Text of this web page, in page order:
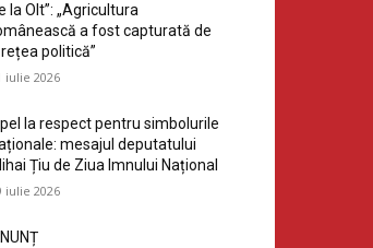
la Olt”: „Agricultura
a fost capturată de
politică”
iulie 2026
la respect pentru simbolurile
mesajul deputatului
Țiu de Ziua Imnului Național
iulie 2026